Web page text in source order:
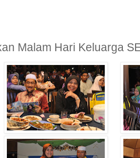
Malam Hari Keluarga